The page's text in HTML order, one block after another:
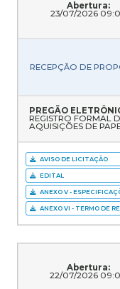
Abertura:
23/07/2026
RECEPÇÃO DE
PREGÃO
REGISTRO FORMAL
AQUISIÇÕES DE
AVISO DE LICITAÇÃO
EDITAL
ANEXO V -
ANEXO VI - TERMO DE
Abertura:
22/07/2026